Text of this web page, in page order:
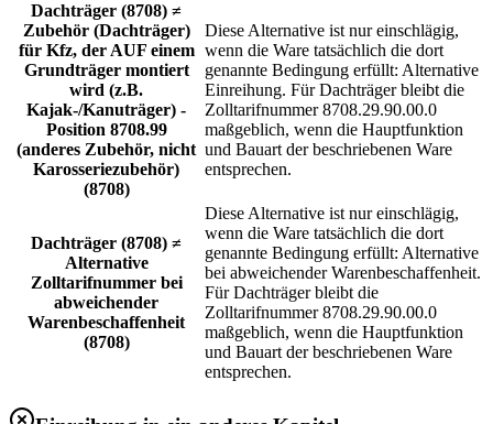
Dachträger (8708) ≠
Zubehör (Dachträger)
für Kfz, der AUF einem
Grundträger montiert
wird (z.B.
Kajak-/Kanuträger) -
Position 8708.99
(anderes Zubehör, nicht
Karosseriezubehör)
(8708)
Diese Alternative ist nur einschlägig,
wenn die Ware tatsächlich die dort
genannte Bedingung erfüllt: Alternative
Einreihung. Für Dachträger bleibt die
Zolltarifnummer 8708.29.90.00.0
maßgeblich, wenn die Hauptfunktion
und Bauart der beschriebenen Ware
entsprechen.
Dachträger (8708) ≠
Alternative
Zolltarifnummer bei
abweichender
Warenbeschaffenheit
(8708)
Diese Alternative ist nur einschlägig,
wenn die Ware tatsächlich die dort
genannte Bedingung erfüllt: Alternative
bei abweichender Warenbeschaffenheit.
Für Dachträger bleibt die
Zolltarifnummer 8708.29.90.00.0
maßgeblich, wenn die Hauptfunktion
und Bauart der beschriebenen Ware
entsprechen.